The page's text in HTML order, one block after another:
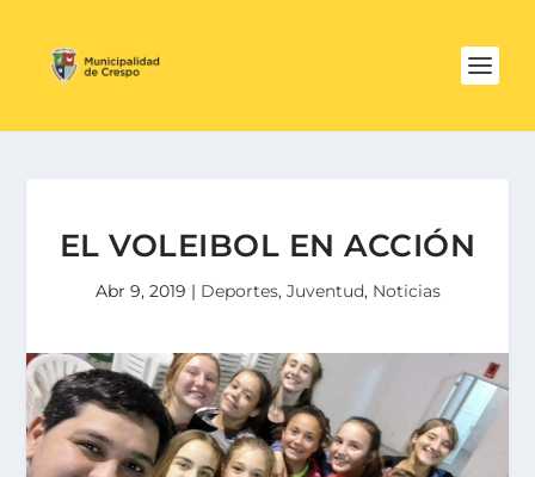
EL VOLEIBOL EN ACCIÓN
Abr 9, 2019 | Deportes, Juventud, Noticias